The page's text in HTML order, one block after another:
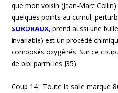
que mon voisin (Jean-Marc
quelques points au cumul,
SORORAUX, prend aussi une
invariable) est un procédé
composés oxygénés. Sur ce
de bibi parmi les J35).
Coup 1 4 : Toute la salle marque